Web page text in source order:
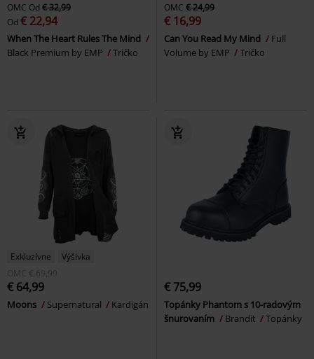
OMC Od € 32,99
Od € 22,94
When The Heart Rules The Mind
Black Premium by EMP
Tričko
OMC € 24,99
€ 16,99
Can You Read My Mind
Full
Volume by EMP
Tričko
Exkluzívne
Výšivka
OMC € 69,99
€ 64,99
Moons Supernatural Kardigán
€ 75,99
Topánky Phantom s 10-radovým
šnurovaním
Brandit Topánky